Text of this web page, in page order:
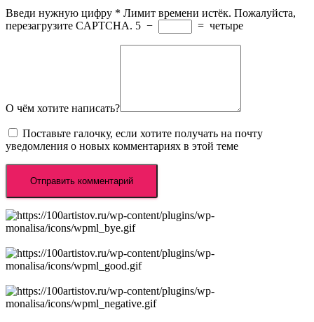
Введи нужную цифру * Лимит времени истёк. Пожалуйста,
перезагрузите CAPTCHA. 5 − = четыре
О чём хотите написать?
Поставьте галочку, если хотите получать на почту
уведомления о новых комментариях в этой теме